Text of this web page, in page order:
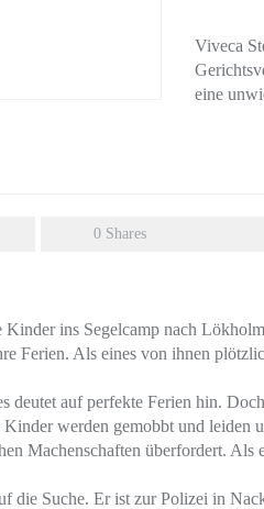
Viveca
eine
0 Shares
Kinder ins Segelcamp nach
Ferien. Als eines von ihnen
deutet auf perfekte Ferien hin.
werden gemobbt und leiden
Machenschaften überfordert.
die Suche. Er ist zur Polizei in